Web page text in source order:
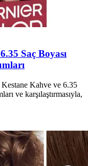
Saç Boyası
Kahve ve 6.35
ve karşılaştırmasıyla,